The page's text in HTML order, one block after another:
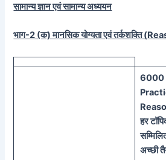
सामान्य ज्ञान एवं सामान्य अध्ययन
भाग-2 (क) मानसिक योग्यता एवं तर्कशक्ति (
6000
हर
अच्छी